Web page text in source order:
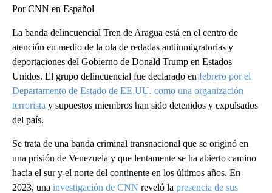
Por CNN en Español
La banda delincuencial Tren de Aragua está en el centro de
atención en medio de la ola de redadas antiinmigratorias y
deportaciones del Gobierno de Donald Trump en Estados
Unidos. El grupo delincuencial fue declarado en febrero por el
Departamento de Estado de EE.UU. como una organización
terrorista y supuestos miembros han sido detenidos y expulsados
del país.
Se trata de una banda criminal transnacional que se originó en
una prisión de Venezuela y que lentamente se ha abierto camino
hacia el sur y el norte del continente en los últimos años. En
2023, una investigación de CNN reveló la presencia de sus